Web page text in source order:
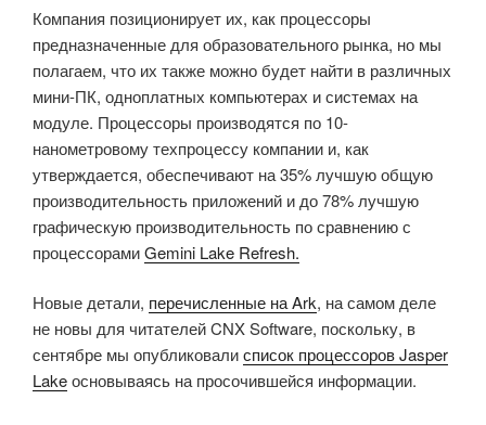
Компания позиционирует их, как процессоры
предназначенные для образовательного рынка, но мы
полагаем, что их также можно будет найти в различных
мини-ПК, одноплатных компьютерах и системах на
модуле. Процессоры производятся по 10-
нанометровому техпроцессу компании и, как
утверждается, обеспечивают на 35% лучшую общую
производительность приложений и до 78% лучшую
графическую производительность по сравнению с
процессорамиGemini Lake Refresh.
Новые детали, перечисленные на Ark, на самом деле
не новы для читателей CNX Software, поскольку, в
сентябре мы опубликовалисписок процессоров Jasper
Lakeосновываясь на просочившейся информации.